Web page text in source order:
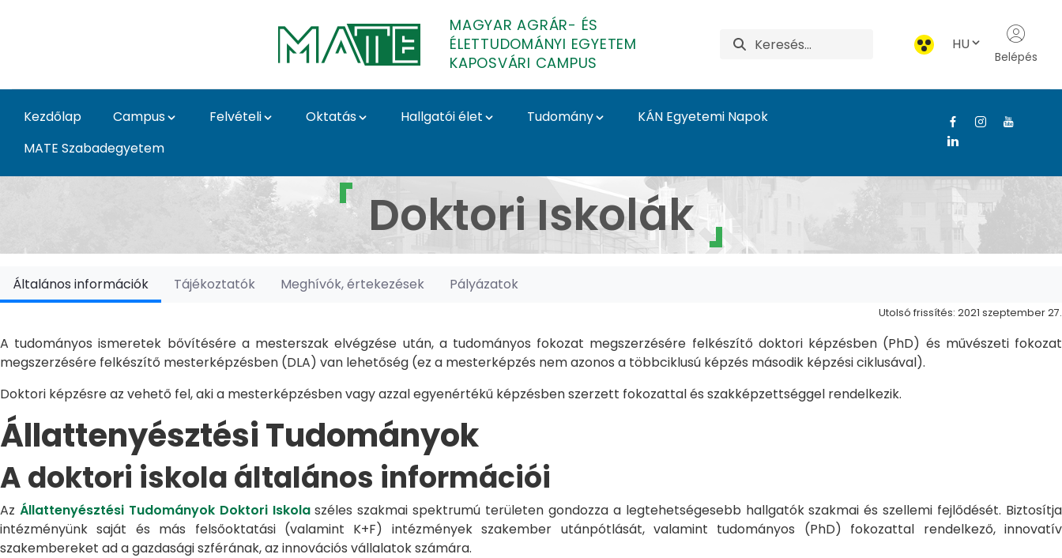
MAGYAR AGRÁR- ÉS
ÉLETTUDOMÁNYI EGYETEM
KAPOSVÁRI CAMPUS
HU
Belépés
Kezdőlap Campus Felvételi Oktatás Hallgatói élet Tudomány
KÁN Egyetemi Napok
MATE Szabadegyetem
Doktori Iskolák - Kaposvári Campus
Doktori Iskolák
Általános információk Tájékoztatók Meghívók, értekezések Pályázatok
Utolsó frissítés: 2021 szeptember 27.
A tudományos ismeretek bővítésére a mesterszak elvégzése után, a tudományos fokozat megszerzésére felkészítő doktori képzésben (PhD) és művészeti fokozat
megszerzésére felkészítő mesterképzésben (DLA) van lehetőség (ez a mesterképzés nem azonos a többciklusú képzés második képzési ciklusával).
Doktori képzésre az vehető fel, aki a mesterképzésben vagy azzal egyenértékű képzésben szerzett fokozattal és szakképzettséggel rendelkezik.
Állattenyésztési Tudományok
A doktori iskola általános információi
Az Állattenyésztési Tudományok Doktori Iskolaszéles szakmai spektrumú területen gondozza a legtehetségesebb hallgatók szakmai és szellemi fejlődését. Biztosítja
intézményünk saját és más felsőoktatási (valamint K+F) intézmények szakember utánpótlását, valamint tudományos (PhD) fokozattal rendelkező, innovatív
szakembereket ad a gazdasági szférának, az innovációs vállalatok számára.